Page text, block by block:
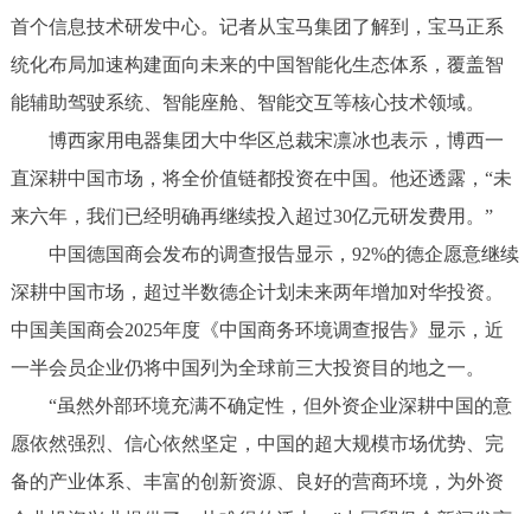
首个信息技术研发中心。记者从宝马集团了解到，宝马正系
统化布局加速构建面向未来的中国智能化生态体系，覆盖智
能辅助驾驶系统、智能座舱、智能交互等核心技术领域。
博西家用电器集团大中华区总裁宋凛冰也表示，博西一
直深耕中国市场，将全价值链都投资在中国。他还透露，“未
来六年，我们已经明确再继续投入超过30亿元研发费用。”
中国德国商会发布的调查报告显示，92%的德企愿意继续
深耕中国市场，超过半数德企计划未来两年增加对华投资。
中国美国商会2025年度《中国商务环境调查报告》显示，近
一半会员企业仍将中国列为全球前三大投资目的地之一。
“虽然外部环境充满不确定性，但外资企业深耕中国的意
愿依然强烈、信心依然坚定，中国的超大规模市场优势、完
备的产业体系、丰富的创新资源、良好的营商环境，为外资